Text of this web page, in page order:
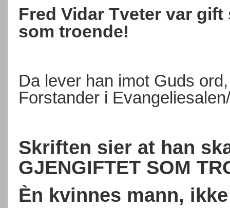
Fred Vidar Tveter var
som troende!
Da lever han imot Guds
Forstander i
Skriften sier at han
GJENGIFTET SOM
Èn kvinnes mann,